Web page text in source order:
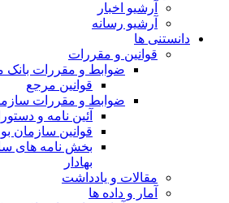
آرشیو اخبار
آرشیو رسانه
دانستنی ها
قوانین و مقررات
ضوابط و مقررات بانک
قوانين مرجع
ضوابط و مقررات
آئین نامه و
قوانین سازمان
بخش نامه های
بهادار
مقالات و یادداشت
آمار و داده ها